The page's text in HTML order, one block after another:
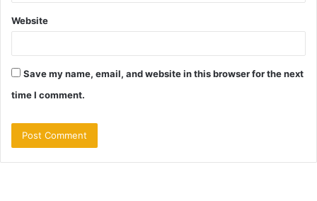
Website
Save my name, email, and website in this browser for the next
time I comment.